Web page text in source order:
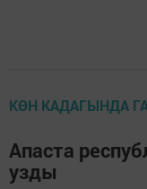
КӨН КАДАГЫНДА
Апаста
узды